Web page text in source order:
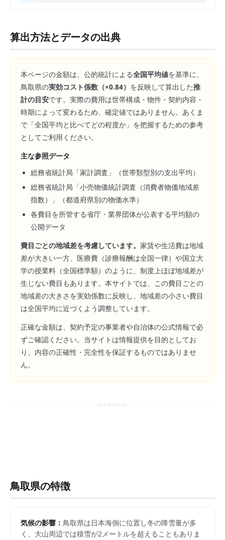
算出方法とデータの出典
本ページの金額は、公的統計による全国平均値を基準に、
鳥取県の実効コスト係数（×0.84） を反映して算出した推
計の目安です。実際の費用は世帯構成・物件・契約内容・
時期によって変わるため、確定値ではありません。あくま
で「全国平均と比べてどの程度か」を把握するための参考
としてご利用ください。
主な参照データ
総務省統計局「家計調査」（世帯類型別の支出平均）
総務省統計局「小売物価統計調査（消費者物価地域差
指数）」（都道府県別の物価水準）
各費目を所管する省庁・業界団体が公表する平均額の
公開データ
費目ごとの地域差を考慮しています。 家賃や生活費は地域
差が大きい一方、医療費（診療報酬は全国一律）や国立大
学の授業料（全国標準額）のように、制度上ほぼ地域差が
生じない費目もあります。本サイトでは、この費目ごとの
地域差の大きさを実効係数に反映し、地域差の小さい費目
は全国平均に近づくよう調整しています。
正確な金額は、契約予定の事業者や自治体の公式情報で必
ずご確認ください。当サイトは情報提供を目的としてお
り、内容の正確性・完全性を保証するものではありませ
ん。
SPONSORED
鳥取県の特徴
気候の影響： 鳥取県は日本海側に位置し冬の降雪量が多
く、大山周辺では積雪が2メートルを超えることもありま